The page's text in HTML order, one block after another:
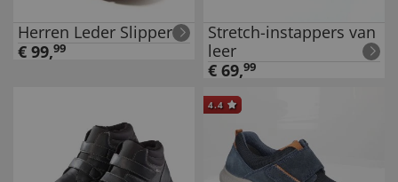
Herren Leder Slipper
€ 99,99
Stretch-instappers van
leer
€ 69,99
4.4